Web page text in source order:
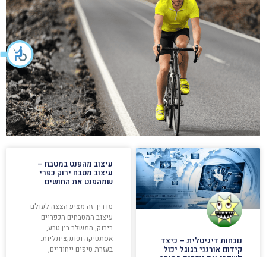
נוכחות דיגיטלית – כיצד
קידום אורגני בגוגל יכול
עיצוב מהפנט במטבח –
עיצוב מטבח ירוק כפרי
שמהפנט את החושים
מדריך זה מציע הצצה לעולם
עיצוב המטבחים הכפריים
בירוק, המשלב בין טבע,
אסתטיקה ופונקציונליות.
בעזרת טיפים ייחודיים,